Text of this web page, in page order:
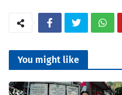
You might like